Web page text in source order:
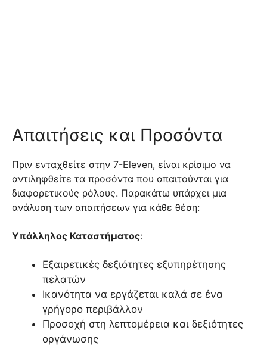
Απαιτήσεις και Προσόντα
Πριν ενταχθείτε στην 7-Eleven, είναι κρίσιμο να
αντιληφθείτε τα προσόντα που απαιτούνται για
διαφορετικούς ρόλους. Παρακάτω υπάρχει μια
ανάλυση των απαιτήσεων για κάθε θέση:
Υπάλληλος Καταστήματος:
Εξαιρετικές δεξιότητες εξυπηρέτησης
πελατών
Ικανότητα να εργάζεται καλά σε ένα
γρήγορο περιβάλλον
Προσοχή στη λεπτομέρεια και δεξιότητες
οργάνωσης